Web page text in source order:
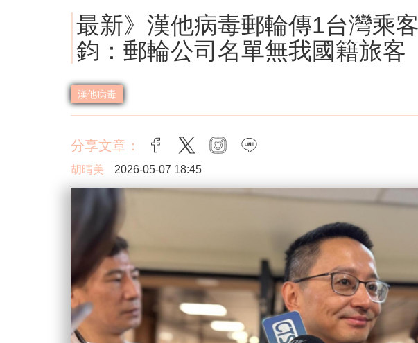
最新》漢他病毒郵輪傳1台灣乘
鈞：郵輪公司名單無我國籍旅客
漢他病毒
分享文章： facebook
twitter instagram
胡晴美 2026-05-07 18:45